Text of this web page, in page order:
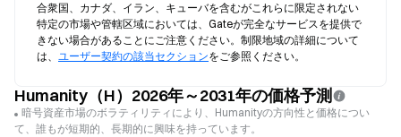
合衆国、カナダ、イラン、キューバを含むがこれらに限定されない
特定の市場や管轄区域においては、Gateが完全なサービスを提供で
きない場合があることにご注意ください。制限地域の詳細について
は、 ユーザー契約の該当セクションをご参照ください。
Humanity（H）2026年～2031年の価格予測
暗号資産市場のボラティリティにより、Humanityの方向性と価格につい
て、誰もが短期的、長期的に興味を持っています。